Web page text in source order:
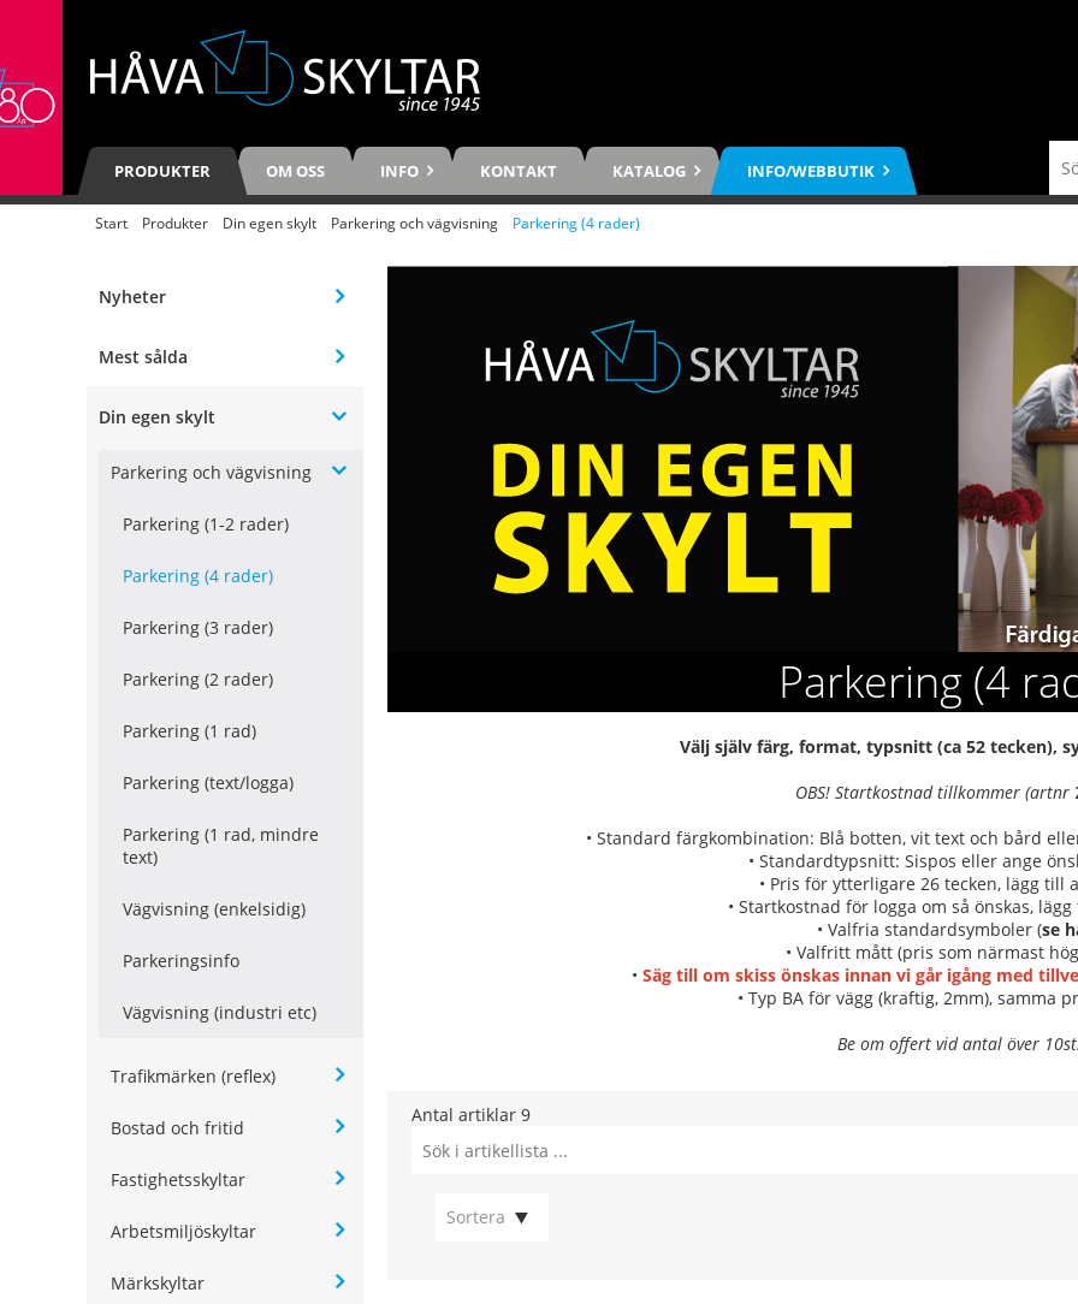
PRODUKTER OM OSS INFO KONTAKT KATALOG INFO/WEBBUTIK
Start Produkter Din egen skylt Parkering och vägvisning Parkering (4 rader)
Nyheter
Mest sålda
Din egen skylt
Parkering och vägvisning
Parkering (1-2 rader)
Parkering (4 rader)
Parkering (3 rader)
Parkering (2 rader)
Parkering (1 rad)
Parkering (text/logga)
Parkering (1 rad, mindre
text)
Vägvisning (enkelsidig)
Parkeringsinfo
Vägvisning (industri etc)
Trafikmärken (reflex)
Bostad och fritid
Fastighetsskyltar
Arbetsmiljöskyltar
Märkskyltar
Parkering (4
Välj själv färg, format, typsnitt (ca 52 tecken),
OBS! Startkostnad tillkommer (artnr
• Standard färgkombination: Blå botten, vit text och bård
• Standardtypsnitt: Sispos eller ange
• Pris för ytterligare 26 tecken, lägg till
• Startkostnad för logga om så önskas,
• Valfria standardsymboler (se
• Valfritt mått (pris som närmast
• Säg till om skiss önskas innan vi går igång med
• Typ BA för vägg (kraftig, 2mm), samma
Be om offert vid antal över
Antal artiklar 9
Sortera